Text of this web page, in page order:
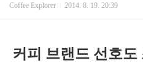
Coffee Explorer 2014. 8. 19. 20:39
커피 브랜드 선호도